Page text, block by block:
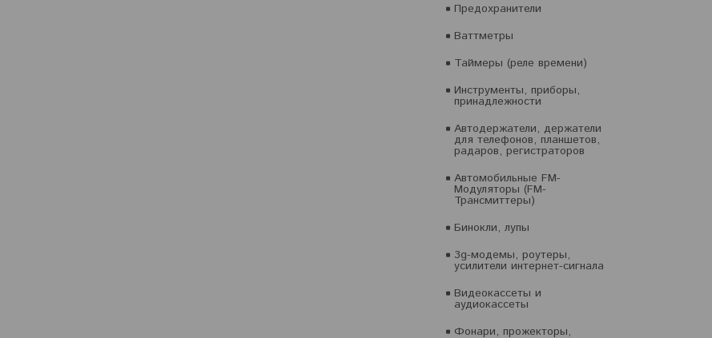
Предохранители
Ваттметры
Таймеры (реле времени)
Инструменты, приборы,
принадлежности
Автодержатели, держатели
для телефонов, планшетов,
радаров, регистраторов
Автомобильные FM-
Модуляторы (FM-
Трансмиттеры)
Бинокли, лупы
3g-модемы, роутеры,
усилители интернет-сигнала
Видеокассеты и
аудиокассеты
Фонари, прожекторы,